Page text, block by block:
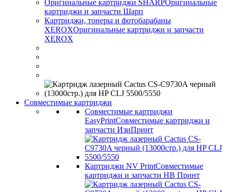
Оригинальные картриджи SHARPОригинальные
картриджи и запчасти Шарп
Картриджи, тонеры и фотобарабаны
XEROXОригинальные картриджи и запчасти
XEROX
Совместимые картриджи
Совместимые картриджи
EasyPrintСовместимые картриджи и
запчасти ИзиПринт
Картриджи NV PrintСовместимые
картриджи и запчасти НВ Принт